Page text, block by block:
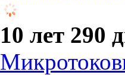
10 лет 290